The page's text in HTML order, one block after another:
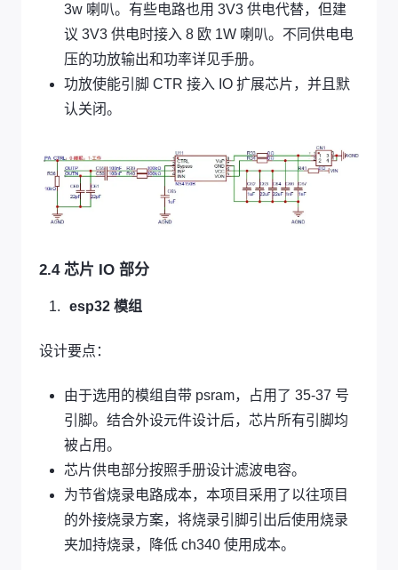
3w 喇叭。有些电路也用 3V3 供电代替，但建
议 3V3 供电时接入 8 欧 1W 喇叭。不同供电电
压的功放输出和功率详见手册。
功放使能引脚 CTR 接入 IO 扩展芯片，并且默
认关闭。
2.4 芯片 IO 部分
esp32 模组
设计要点：
由于选用的模组自带 psram，占用了 35-37 号
引脚。结合外设元件设计后，芯片所有引脚均
被占用。
芯片供电部分按照手册设计滤波电容。
为节省烧录电路成本，本项目采用了以往项目
的外接烧录方案，将烧录引脚引出后使用烧录
夹加持烧录，降低 ch340 使用成本。